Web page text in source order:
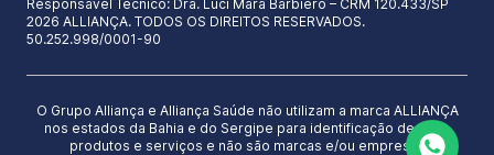
Responsável Técnico: Dra. Luci Mara Barbiero – CRM 120.433/SP
2026 ALLIANÇA. TODOS OS DIREITOS RESERVADOS.
50.252.998/0001-90
O Grupo Alliança e Alliança Saúde não utilizam a marca ALLIANÇA
nos estados da Bahia e do Sergipe para identificação de seus
produtos e serviços e não são marcas e/ou empresas